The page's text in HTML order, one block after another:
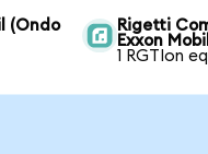
(Ondo
Rigetti
Exxon
1 RGTIon